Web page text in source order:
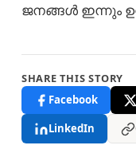
ജനങ്ങൾ ഇന്നും
SHARE THIS STORY
Facebook
LinkedIn